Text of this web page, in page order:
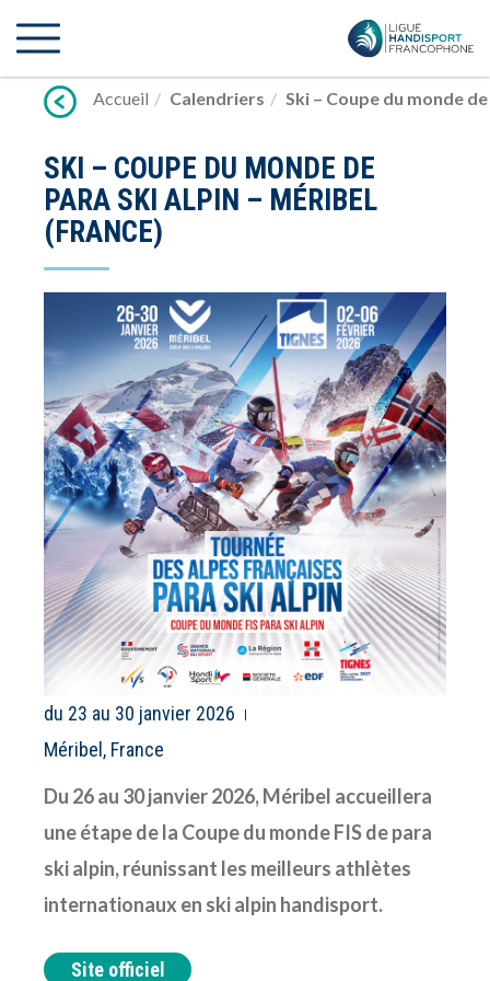
vers
Accueil
Calendriers Ski – Coupe du monde
SKI – COUPE DU MONDE DE
PARA SKI ALPIN – MÉRIBEL
(FRANCE)
du 23 au 30 janvier 2026
Méribel, France
Du 26 au 30 janvier 2026, Méribel accueillera
une étape de la Coupe du monde FIS de para
ski alpin, réunissant les meilleurs athlètes
internationaux en ski alpin handisport.
Site officiel